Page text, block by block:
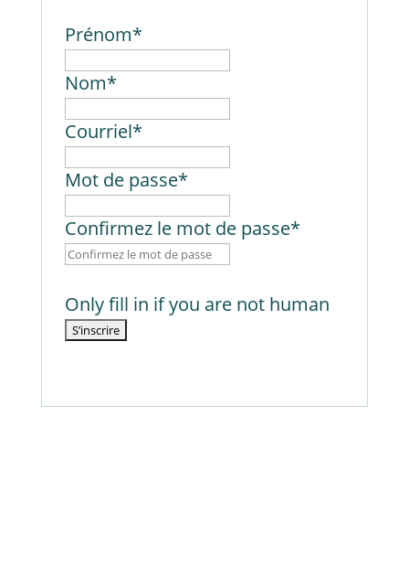
Prénom*
Nom*
Courriel*
Mot de passe*
Confirmez le mot de passe*
Only fill in if you are not human